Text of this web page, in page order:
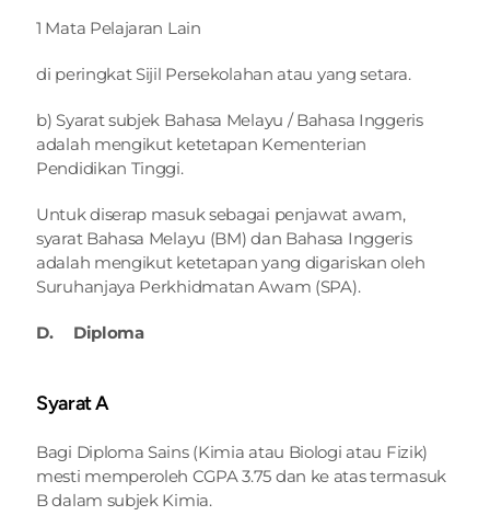
1 Mata Pelajaran Lain
di peringkat Sijil Persekolahan atau yang setara.
b) Syarat subjek Bahasa Melayu / Bahasa Inggeris
adalah mengikut ketetapan Kementerian
Pendidikan Tinggi.
Untuk diserap masuk sebagai penjawat awam,
syarat Bahasa Melayu (BM) dan Bahasa Inggeris
adalah mengikut ketetapan yang digariskan oleh
Suruhanjaya Perkhidmatan Awam (SPA).
D.     Diploma
Syarat A
Bagi Diploma Sains (Kimia atau Biologi atau Fizik)
mesti memperoleh CGPA 3.75 dan ke atas termasuk
B dalam subjek Kimia.